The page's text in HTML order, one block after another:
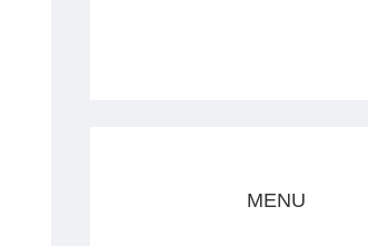
MENU